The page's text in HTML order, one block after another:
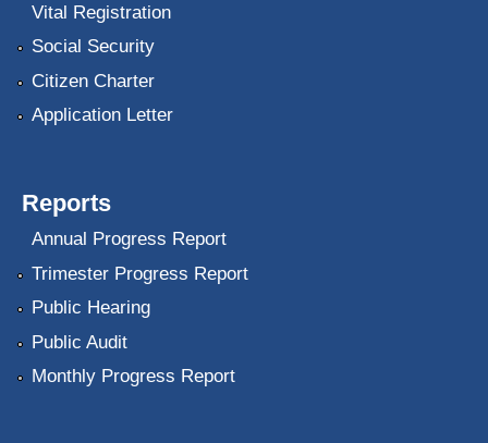
Vital Registration
Social Security
Citizen Charter
Application Letter
Reports
Annual Progress Report
Trimester Progress Report
Public Hearing
Public Audit
Monthly Progress Report